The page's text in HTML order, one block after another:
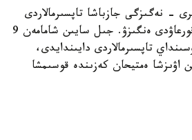
- نەگىزگى جازباشا تاپسىرمالاردى
مىندەتتى تۇردە اۋىزشا قورعاۋدى ەنگىزۋ. جىل سايىن شامامەن 9
تاپسىرمالاردى دايىندايدى،
اۋىزشا ەمتيحان كەزىندە قوسىمشا